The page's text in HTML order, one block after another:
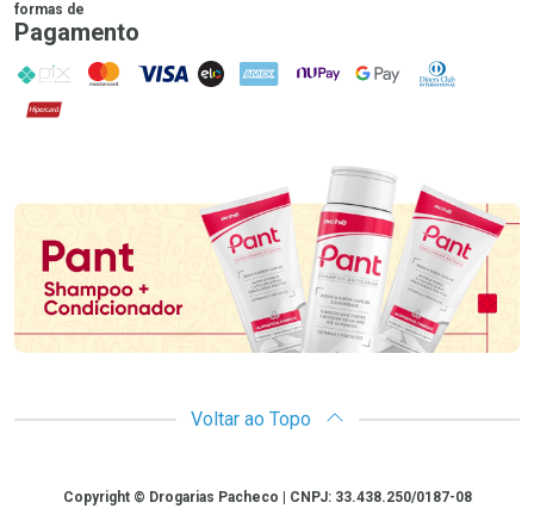
formas de
Pagamento
PIX MasterCard
VISA ELO AMEX NuPay Google PayDiners Club
Hipercard
Voltar ao Topo
CopyrightCopyright © Drogarias Pacheco | CNPJ: 33.438.250/0187-08